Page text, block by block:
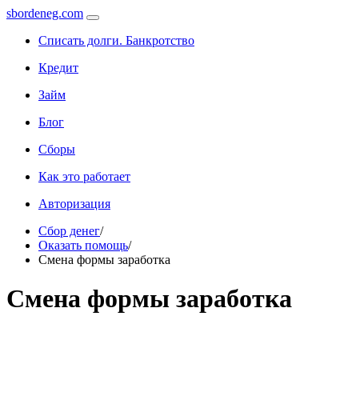
sbordeneg.com
Списать долги. Банкротство
Кредит
Займ
Блог
Сборы
Как это работает
Авторизация
Сбор денег/
Оказать помощь/
Смена формы заработка
Смена формы заработка